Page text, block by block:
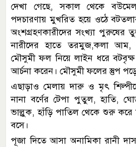
দেখা গেছে, সকাল থেকে
পদচারণায় মুখরিত হয়ে ওঠে
অংশগ্রহণকারীদের সংখ্যা পুরুষের
নারীদের হাতে তরমুজ,কলা আম,
মৌসুমী ফল নিয়ে লাইন ধরে
আর্চনা করেন। মৌসুমী ফলের স্তুপ
এছাড়াও মেলায় দারু ও মৃৎ
নানা বর্ণের টেপা পুতুল, হাতি,
ভাল্লুক, হাঁড়ি পাতিল থেকে শুরু করে
বসে।
পূজা দিতে আসা অনামিকা রানী